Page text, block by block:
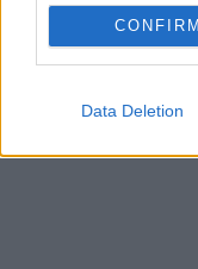
CONFIRM
Data Deletion